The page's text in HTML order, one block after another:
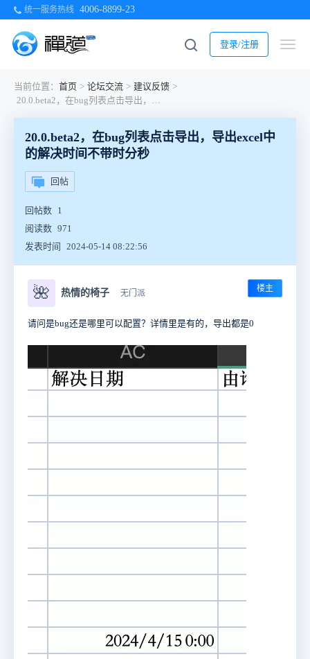
统一服务热线 4006-8899-23
登录/注册
当前位置： 首页 > 论坛交流 > 建议反馈 >
20.0.beta2，在bug列表点击导出，导出excel中的解决时间不带时分秒
20.0.beta2，在bug列表点击导出，导出excel中
的解决时间不带时分秒
回帖
回帖数 1
阅读数 971
发表时间
2024-05-14 08:22:56
🌺 热情的椅子 无门派 楼主
请问是bug还是哪里可以配置？详情里是有的，导出都是0